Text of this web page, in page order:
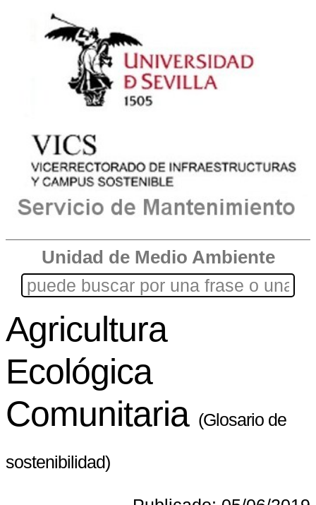
Unidad de Medio Ambiente
Agricultura
Ecológica
Comunitaria (Glosario de
sostenibilidad)